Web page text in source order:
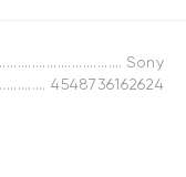
Sony
4548736162624